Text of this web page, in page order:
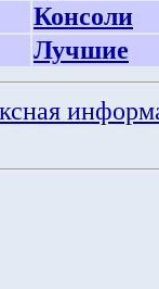
Консоли
Лучшие